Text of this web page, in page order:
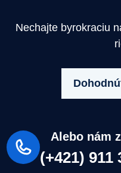
Nechajte byrokraciu
Alebo nám
(+421) 911